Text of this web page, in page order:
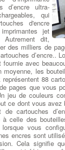
d’encre ultra-
qui
d'encre
jet
Autrement dit,
des milliers de
d’encre..
avec
les
88
pages que vous
jeu de couleurs
ce dont vous avez
cartouches
à celle des
vous
encres sont
Cela signifie